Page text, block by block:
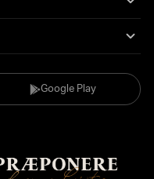
Google Play